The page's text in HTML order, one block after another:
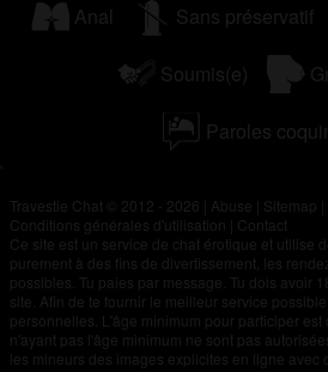
Anal Sans préservatif
Soumis(e)
Paroles
Travestie Chat © 2012 - 2026 Abuse Sitemap
Conditions générales d'utilisation
Contact
Ce site est un service de chat érotique et utilise
purement à des fins de divertissement, les
possibles. Tu paies par message. Tu dois avoir
site. Afin de te fournir le meilleur service
personnelles. L'âge minimum pour participer
n'ayant pas l'âge minimum ne sont pas
les mineurs des images explicites en ligne avec